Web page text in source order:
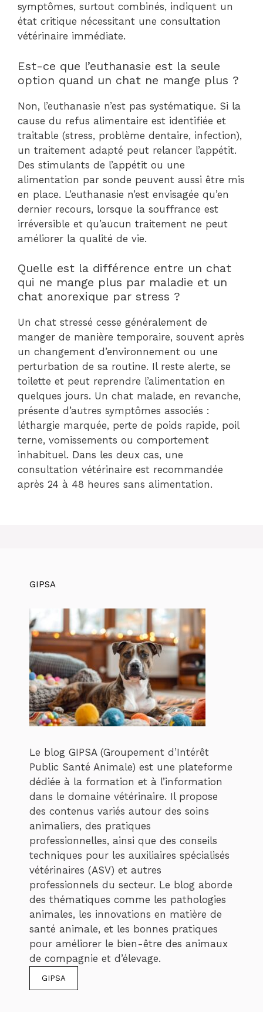
symptômes, surtout combinés, indiquent un
état critique nécessitant une consultation
vétérinaire immédiate.
Est-ce que l’euthanasie est la seule
option quand un chat ne mange plus ?
Non, l’euthanasie n’est pas systématique. Si la
cause du refus alimentaire est identifiée et
traitable (stress, problème dentaire, infection),
un traitement adapté peut relancer l’appétit.
Des stimulants de l’appétit ou une
alimentation par sonde peuvent aussi être mis
en place. L’euthanasie n’est envisagée qu’en
dernier recours, lorsque la souffrance est
irréversible et qu’aucun traitement ne peut
améliorer la qualité de vie.
Quelle est la différence entre un chat
qui ne mange plus par maladie et un
chat anorexique par stress ?
Un chat stressé cesse généralement de
manger de manière temporaire, souvent après
un changement d’environnement ou une
perturbation de sa routine. Il reste alerte, se
toilette et peut reprendre l’alimentation en
quelques jours. Un chat malade, en revanche,
présente d’autres symptômes associés :
léthargie marquée, perte de poids rapide, poil
terne, vomissements ou comportement
inhabituel. Dans les deux cas, une
consultation vétérinaire est recommandée
après 24 à 48 heures sans alimentation.
GIPSA
Le blog GIPSA (Groupement d’Intérêt
Public Santé Animale) est une plateforme
dédiée à la formation et à l’information
dans le domaine vétérinaire. Il propose
des contenus variés autour des soins
animaliers, des pratiques
professionnelles, ainsi que des conseils
techniques pour les auxiliaires spécialisés
vétérinaires (ASV) et autres
professionnels du secteur. Le blog aborde
des thématiques comme les pathologies
animales, les innovations en matière de
santé animale, et les bonnes pratiques
pour améliorer le bien-être des animaux
de compagnie et d’élevage.
GIPSA